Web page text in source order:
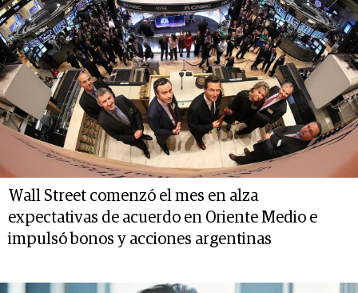
Wall Street comenzó el mes en alza
expectativas de acuerdo en Oriente Medio e
impulsó bonos y acciones argentinas